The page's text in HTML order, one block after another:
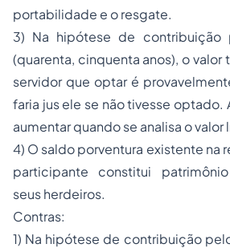
portabilidade e o resgate.
3) Na hipótese de contribuição
(quarenta, cinquenta anos), o valor
servidor que optar é
faria jus ele se não tivesse optado.
aumentar quando se analisa o valor
4) O saldo porventura existente na
participante constitui
seus herdeiros.
Contras:
1) Na hipótese de contribuição